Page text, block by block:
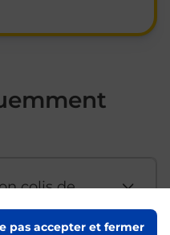
pas accepter et fermer
colis de